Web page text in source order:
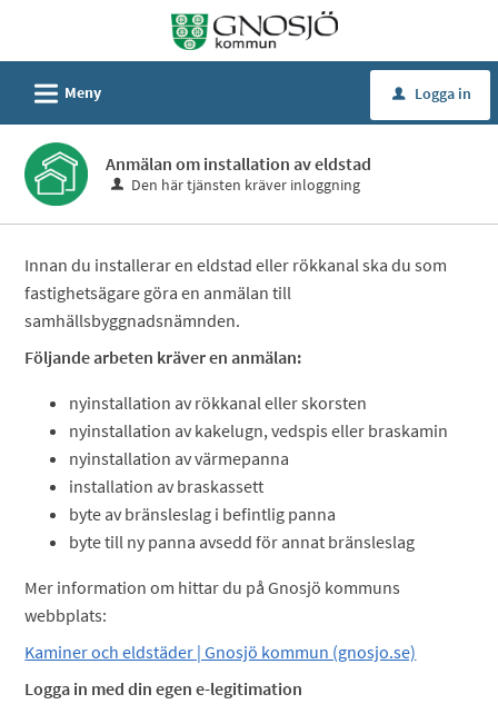
Självservice
Gnosjö
kommun
L Meny u Logga in
Anmälan om installation av eldstad
Den här tjänsten kräver inloggning
Innan du installerar en eldstad eller rökkanal ska du som
fastighetsägare göra en anmälan till
samhällsbyggnadsnämnden.
Följande arbeten kräver en anmälan:
nyinstallation av rökkanal eller skorsten
nyinstallation av kakelugn, vedspis eller braskamin
nyinstallation av värmepanna
installation av braskassett
byte av bränsleslag i befintlig panna
byte till ny panna avsedd för annat bränsleslag
Mer information om hittar du på Gnosjö kommuns
webbplats:
Kaminer och eldstäder | Gnosjö kommun (gnosjo.se)
Logga in med din egen e-legitimation